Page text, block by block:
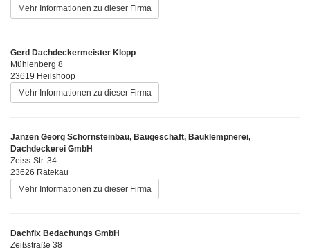
Mehr Informationen zu dieser Firma
Gerd Dachdeckermeister Klopp
Mühlenberg 8
23619 Heilshoop
Mehr Informationen zu dieser Firma
Janzen Georg Schornsteinbau, Baugeschäft, Bauklempnerei,
Dachdeckerei GmbH
Zeiss-Str. 34
23626 Ratekau
Mehr Informationen zu dieser Firma
Dachfix Bedachungs GmbH
Zeißstraße 38